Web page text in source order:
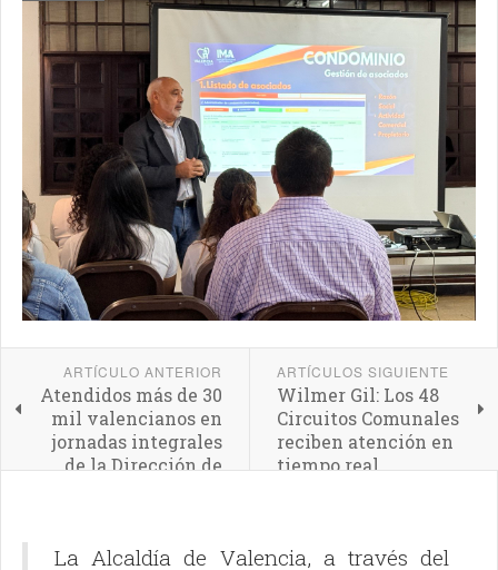
ARTÍCULO ANTERIOR
Atendidos más de 30
mil valencianos en
jornadas integrales
de la Dirección de
ARTÍCULOS SIGUIENTE
Wilmer Gil: Los 48
Circuitos Comunales
reciben atención en
tiempo real
La Alcaldía de Valencia, a través del